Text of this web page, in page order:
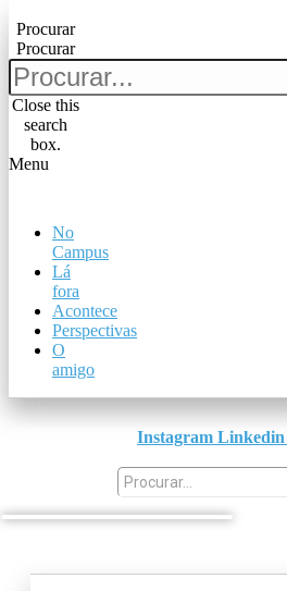
Procurar
Procurar
Close this
search
box.
Menu
No
Campus
Lá
fora
Acontece
Perspectivas
O
amigo
Procurar
Procurar
Close this
search
box.
No
Campus
Lá
fora
Acontece
Perspectivas
O
amigo
Instagram Linkedin